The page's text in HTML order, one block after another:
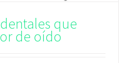
que
de oído